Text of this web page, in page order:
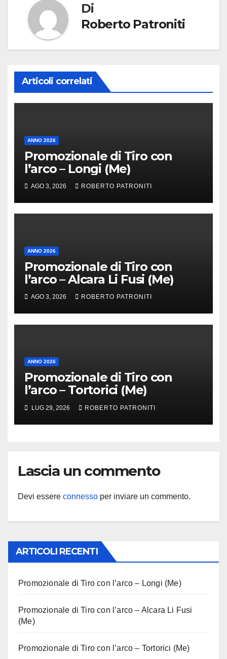
Di
Roberto Patroniti
Articoli correlati
ANNO 2026
Promozionale di Tiro con
l’arco – Longi (Me)
AGO 3, 2026 ROBERTO PATRONITI
ANNO 2026
Promozionale di Tiro con
l’arco – Alcara Li Fusi (Me)
AGO 3, 2026 ROBERTO PATRONITI
ANNO 2026
Promozionale di Tiro con
l’arco – Tortorici (Me)
LUG 29, 2026 ROBERTO PATRONITI
Lascia un commento
Devi essere connesso per inviare un commento.
ARTICOLI RECENTI
Promozionale di Tiro con l’arco – Longi (Me)
Promozionale di Tiro con l’arco – Alcara Li Fusi
(Me)
Promozionale di Tiro con l’arco – Tortorici (Me)